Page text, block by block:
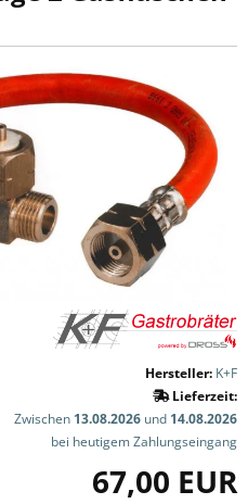
Hersteller: K+F
Lieferzeit:
Zwischen 13.08.2026 und 14.08.2026
bei heutigem Zahlungseingang
67,00 EUR